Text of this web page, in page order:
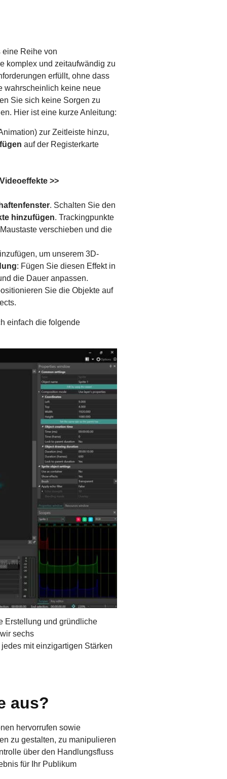
eine Reihe von
komplex und zeitaufwändig zu
erfüllt, ohne dass
wahrscheinlich keine neue
Sie sich keine Sorgen zu
Hier ist eine kurze Anleitung:
zur Zeitleiste hinzu,
auf der Registerkarte
Videoeffekte >>
. Schalten Sie den
hinzufügen. Trackingpunkte
verschieben und die
um unserem 3D-
: Fügen Sie diesen Effekt in
die Dauer anpassen.
Sie die Objekte auf
einfach die folgende
Erstellung und gründliche
sechs
mit einzigartigen Stärken
aus?
hervorrufen sowie
zu gestalten, zu manipulieren
über den Handlungsfluss
für Ihr Publikum